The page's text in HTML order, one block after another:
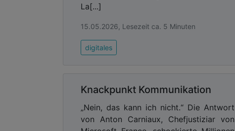
La[...]
15.05.2026, Lesezeit ca. 5 Minuten
digitales
Knackpunkt Kommunikation
„Nein, das kann ich nicht.“ Die Antwort
von Anton Carniaux, Chefjustiziar von